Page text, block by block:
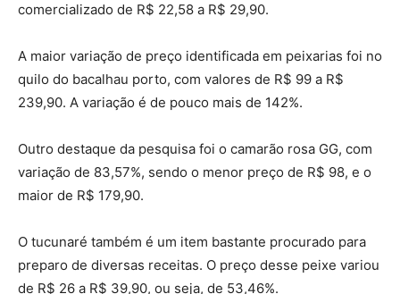
comercializado de R$ 22,58 a R$ 29,90.
A maior variação de preço identificada em peixarias foi no
quilo do bacalhau porto, com valores de R$ 99 a R$
239,90. A variação é de pouco mais de 142%.
Outro destaque da pesquisa foi o camarão rosa GG, com
variação de 83,57%, sendo o menor preço de R$ 98, e o
maior de R$ 179,90.
O tucunaré também é um item bastante procurado para
preparo de diversas receitas. O preço desse peixe variou
de R$ 26 a R$ 39,90, ou seja, de 53,46%.